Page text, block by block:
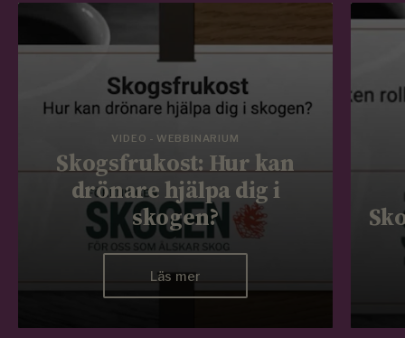
VIDEO - WEBBINARIUM
Skogsfrukost: Hur kan
drönare hjälpa dig i
skogen?
Läs mer